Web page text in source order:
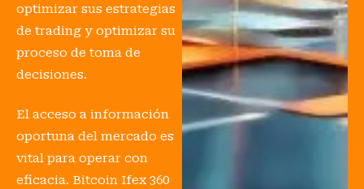
optimizar sus estrategias
de trading y optimizar su
proceso de toma de
decisiones.
El acceso a información
oportuna del mercado es
vital para operar con
eficacia. Bitcoin Ifex 360